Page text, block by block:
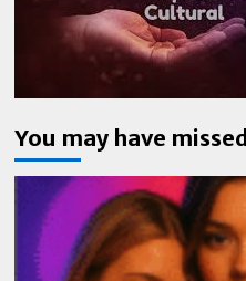
You may have missed